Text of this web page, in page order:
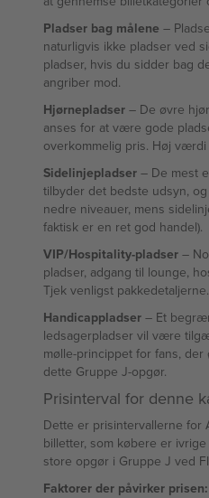
Pladser bag målene –
naturligvis ikke pladser ved
pladser, hvis du sidder bag
angriber mod.
Hjørnepladser – De øvre
anses for at være gode
overkommelig pris. Høj
Sidelinjepladser – De mest
tilbyder det bedste udsyn,
nedre niveauer, mens
faktisk er en ret god handel).
VIP/Hospitality-pladser –
pladser, adgang til lounge,
Tjek venligst pakkedetaljerne.
Handicappladser – Et
ledsagerpladser vil være
mølle-princippet for fans,
dette Gruppe J-opgør.
Prisinterval for denne
Dette er prisintervallerne for
billetter, som købere er
store opgør i Gruppe J ved
Faktorer der påvirker prisen: